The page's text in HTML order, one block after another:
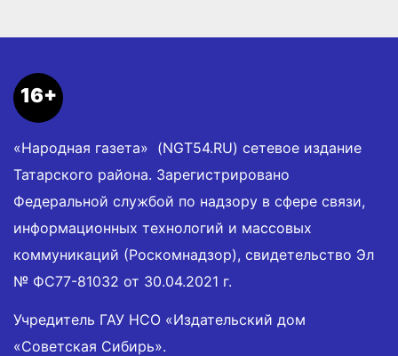
16+
«Народная газета» (NGT54.RU) сетевое издание
Татарского района. Зарегистрировано
Федеральной службой по надзору в сфере связи,
информационных технологий и массовых
коммуникаций (Роскомнадзор), свидетельство Эл
№ ФС77-81032 от 30.04.2021 г.
Учредитель ГАУ НСО «Издательский дом
«Советская Сибирь».